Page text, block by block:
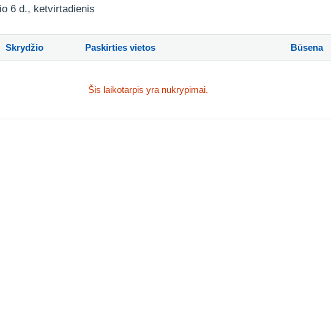
6 d., ketvirtadienis
Skrydžio Paskirties vietos Būsena
Šis laikotarpis yra nukrypimai.